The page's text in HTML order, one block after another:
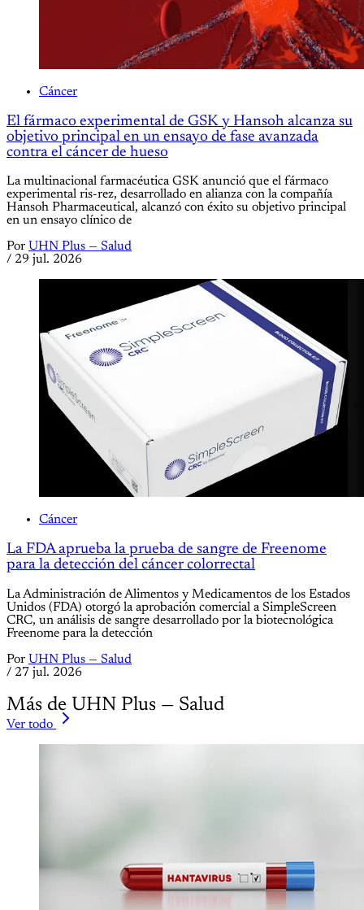
Cáncer
El fármaco experimental de GSK y Hansoh alcanza su
objetivo principal en un ensayo de fase avanzada
contra el cáncer de hueso
La multinacional farmacéutica GSK anunció que el fármaco
experimental ris-rez, desarrollado en alianza con la compañía
Hansoh Pharmaceutical, alcanzó con éxito su objetivo principal
en un ensayo clínico de
Por UHN Plus — Salud
/ 29 jul. 2026
Cáncer
La FDA aprueba la prueba de sangre de Freenome
para la detección del cáncer colorrectal
La Administración de Alimentos y Medicamentos de los Estados
Unidos (FDA) otorgó la aprobación comercial a SimpleScreen
CRC, un análisis de sangre desarrollado por la biotecnológica
Freenome para la detección
Por UHN Plus — Salud
/ 27 jul. 2026
Más de UHN Plus — Salud
Ver todo